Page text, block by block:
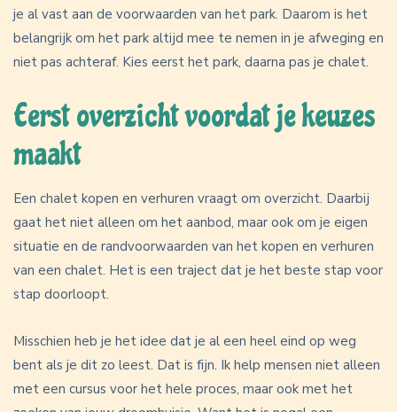
je al vast aan de voorwaarden van het park. Daarom is het
belangrijk om het park altijd mee te nemen in je afweging en
niet pas achteraf. Kies eerst het park, daarna pas je chalet.
Eerst overzicht voordat je keuzes
maakt
Een chalet kopen en verhuren vraagt om overzicht. Daarbij
gaat het niet alleen om het aanbod, maar ook om je eigen
situatie en de randvoorwaarden van het kopen en verhuren
van een chalet. Het is een traject dat je het beste stap voor
stap doorloopt.
Misschien heb je het idee dat je al een heel eind op weg
bent als je dit zo leest. Dat is fijn. Ik help mensen niet alleen
met een cursus voor het hele proces, maar ook met het